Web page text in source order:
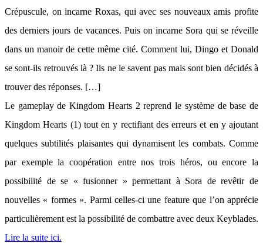
Crépuscule, on incarne Roxas, qui avec ses nouveaux amis profite
des derniers jours de vacances. Puis on incarne Sora qui se réveille
dans un manoir de cette même cité. Comment lui, Dingo et Donald
se sont-ils retrouvés là ? Ils ne le savent pas mais sont bien décidés à
trouver des réponses. […]
Le gameplay de Kingdom Hearts 2 reprend le système de base de
Kingdom Hearts (1) tout en y rectifiant des erreurs et en y ajoutant
quelques subtilités plaisantes qui dynamisent les combats. Comme
par exemple la coopération entre nos trois héros, ou encore la
possibilité de se « fusionner » permettant à Sora de revêtir de
nouvelles « formes ». Parmi celles-ci une feature que l’on apprécie
particulièrement est la possibilité de combattre avec deux Keyblades.
Lire la suite ici.